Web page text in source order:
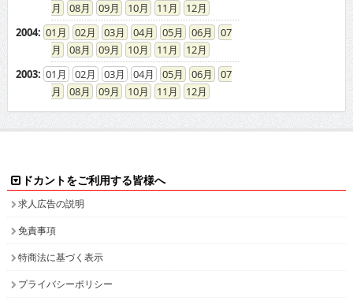
08
09 10 11
12
2004: 01 02 03 04 05 06
07
08
09 10 11
12
2003: 01 02 03 04 05 06
07
08
09 10 11 12
ドカントをご利用する皆様へ
求人広告の説明
免責事項
特商法に基づく表示
プライバシーポリシー